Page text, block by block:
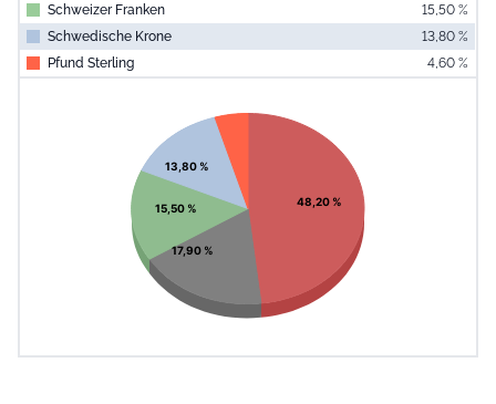
Schweizer Franken
15,50 %
Schwedische Krone
13,80 %
Pfund Sterling
4,60 %
Pie chart with 5 slices.
View as data table, Chart
48,20 %
17,90 %
15,50 %
13,80 %